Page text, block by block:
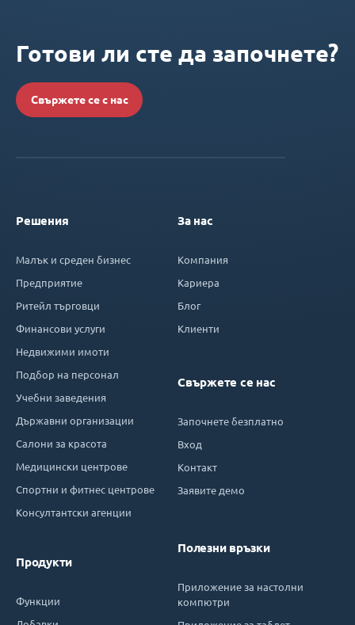
Готови ли сте да започнете?
Свържете се с нас
Решения
Малък и среден бизнес
Предприятие
Ритейл търговци
Финансови услуги
Недвижими имоти
Подбор на персонал
Учебни заведения
Държавни организации
Салони за красота
Медицински центрове
Спортни и фитнес центрове
Консултантски агенции
Продукти
Функции
За нас
Компания
Кариера
Блог
Клиенти
Свържете се нас
Започнете безплатно
Вход
Контакт
Заявите демо
Полезни връзки
Приложение за настолни
компютри